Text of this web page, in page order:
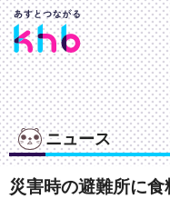
ニュース
災害時の避難所に